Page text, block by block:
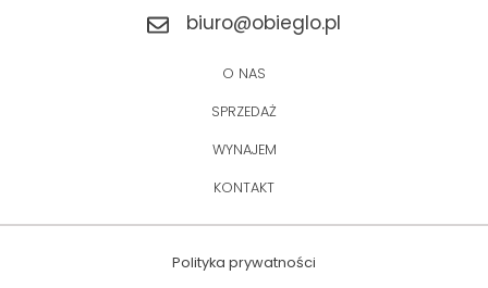
biuro@obieglo.pl
O NAS
SPRZEDAŻ
WYNAJEM
KONTAKT
Polityka prywatności